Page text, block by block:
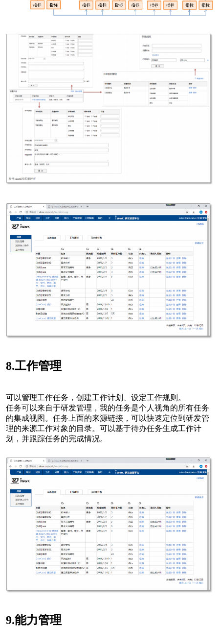
8.工作管理
可以管理工作任务，创建工作计划、设定工作规则。
任务可以来自于研发管理，我的任务是个人视角的所有任务
的集成视图。任务上面的来源链接，可以快速定位到研发管
理的来源工作对象的目录。可以基于待办任务生成工作计
划，并跟踪任务的完成情况。
9.能力管理